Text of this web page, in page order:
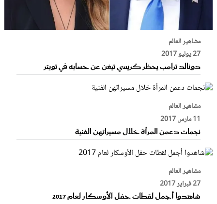
مشاهير العالم
27 يوليو 2017
دونالد ترامب يحظر كريسي تيغن عن حسابه في تويتر
مشاهير العالم
11 مارس 2017
نجمات دعمن المرأة خلال مسيراتهن الفنية
مشاهير العالم
27 فبراير 2017
شاهدوا أجمل لقطات حفل الأوسكار لعام 2017